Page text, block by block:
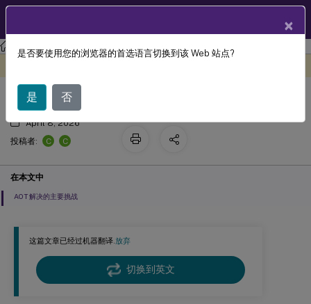
Citrix Virtual Apps and Desktops7 2511
这篇文章已经过机器翻译.放弃
切换到英文
借助 AOT 和日志服务器进行故障排除
April 8, 2026
投稿者:
C C
在本文中
AOT 解决的主要挑战
×
是否要使用您的浏览器的首选语言切换到该 Web 站点?
是 否